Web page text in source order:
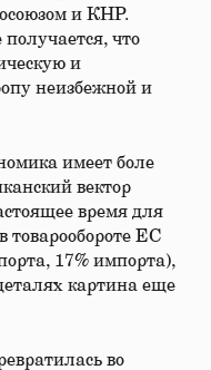
и КНР.
что
и
неизбежной и
имеет боле
вектор
время для
товарообороте ЕС
17% импорта),
картина еще
во